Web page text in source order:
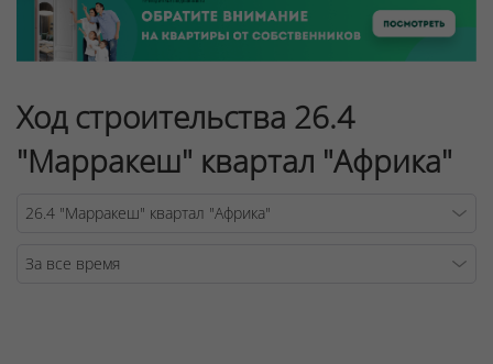
Ход строительства 26.4
"Марракеш" квартал "Африка"